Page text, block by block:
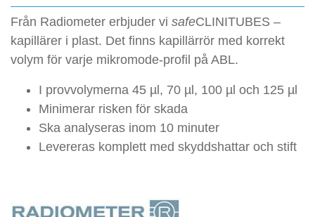
Från Radiometer erbjuder vi safeCLINITUBES –
kapillärer i plast. Det finns kapillärrör med korrekt
volym för varje mikromode-profil på ABL.
I provvolymerna 45 µl, 70 µl, 100 µl och 125 µl
Minimerar risken för skada
Ska analyseras inom 10 minuter
Levereras komplett med skyddshattar och stift